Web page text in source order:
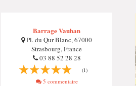
Barrage Vauban
Pl. du Qur Blanc, 67000
Strasbourg, France
03 88 52 28 28
(1)
5 commentaire